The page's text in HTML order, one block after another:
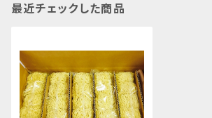
最近チェックした商品